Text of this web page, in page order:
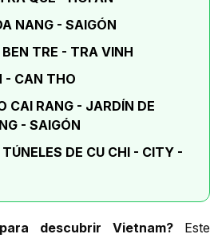
NANG - SAIGÓN
TRE - TRA VINH
- CAN THO
CAI RANG - JARDÍN DE
- SAIGÓN
DE CU CHI - CITY -
descubrir Vietnam? Este